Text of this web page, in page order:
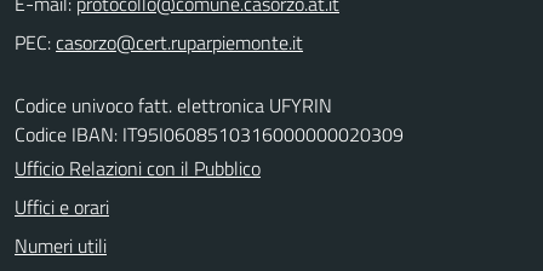
PEC:
Codice univoco fatt. elettronica UFYRIN
Codice IBAN: IT95I0608510316000000020309
Ufficio Relazioni con il Pubblico
Uffici e orari
Numeri utili